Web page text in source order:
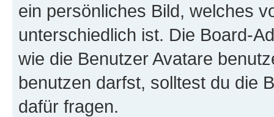
ein persönliches Bild, welches
unterschiedlich ist. Die Board-
wie die Benutzer Avatare
benutzen darfst, solltest du die
dafür fragen.